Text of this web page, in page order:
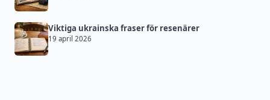
Viktiga ukrainska fraser för resenärer
19 april 2026